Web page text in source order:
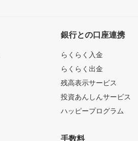
銀行との口座連携
らくらく入金
らくらく出金
残高表示サービス
投資あんしんサービス
ハッピープログラム
手数料